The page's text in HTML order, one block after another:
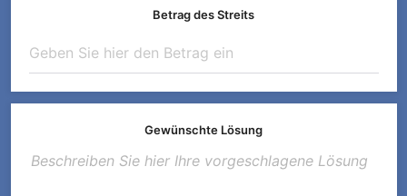
Betrag des Streits
Gewünschte Lösung